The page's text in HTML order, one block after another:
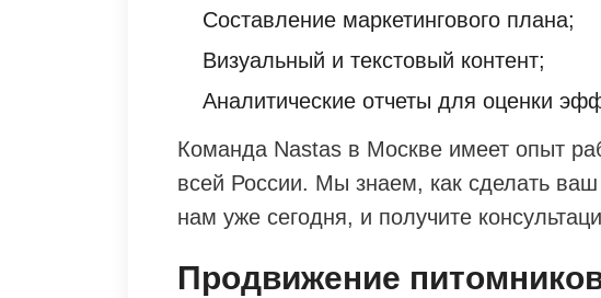
Составление маркетингового плана;
Визуальный и текстовый контент;
Аналитические отчеты для оценки
Команда Nastas в Москве имеет опыт
всей России. Мы знаем, как сделать
нам уже сегодня, и получите
Продвижение